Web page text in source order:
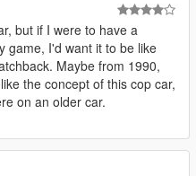
but if I were to have a
game, I'd want it to be like
Maybe from 1990,
the concept of this cop car,
on an older car.